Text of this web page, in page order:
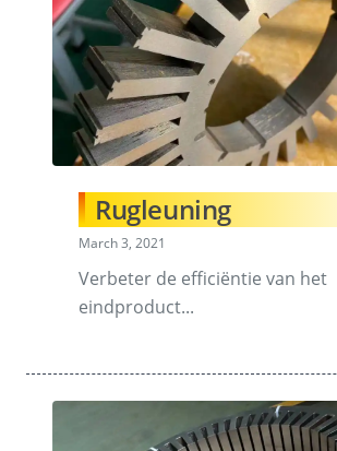
Rugleuning
March 3, 2021
Verbeter de efficiëntie van het
eindproduct...